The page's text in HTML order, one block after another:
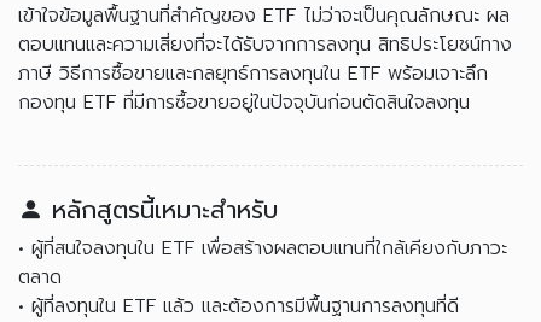
เข้าใจข้อมูลพื้นฐานที่สำคัญของ ETF ไม่ว่าจะเป็นคุณลักษณะ ผล
ตอบแทนและความเสี่ยงที่จะได้รับจากการลงทุน สิทธิประโยชน์ทาง
ภาษี วิธีการซื้อขายและกลยุทธ์การลงทุนใน ETF พร้อมเจาะลึก
กองทุน ETF ที่มีการซื้อขายอยู่ในปัจจุบันก่อนตัดสินใจลงทุน
หลักสูตรนี้เหมาะสำหรับ
• ผู้ที่สนใจลงทุนใน ETF เพื่อสร้างผลตอบแทนที่ใกล้เคียงกับภาวะ
ตลาด
• ผู้ที่ลงทุนใน ETF แล้ว และต้องการมีพื้นฐานการลงทุนที่ดี